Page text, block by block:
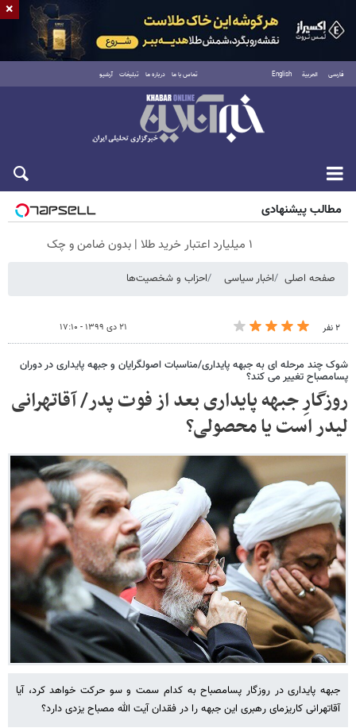
فارسی العربية English تماس با ما درباره ما تبلیغات آرشیو
جمعه ۱۶ مرداد ۱۴۰۵
مطالب پیشنهادی
۱ میلیارد اعتبار خرید طلا | بدون ضامن و چک
صفحه اصلی اخبار سیاسی احزاب و شخصیت‌ها
۲ نفر ۲۱ دی ۱۳۹۹ - ۱۷:۱۰
شوک چند مرحله ای به جبهه پایداری/مناسبات اصولگرایان و جبهه پایداری در دوران
پسامصباح تغییر می کند؟
روزگارِ جبهه پایداری بعد از فوت پدر/ آقاتهرانی
لیدر است یا محصولی؟
جبهه پایداری در روزگار پسامصباح به کدام سمت و سو حرکت خواهد کرد، آیا
آقاتهرانی کاریزمای رهبری این جبهه را در فقدان آیت الله مصباح یزدی دارد؟
×